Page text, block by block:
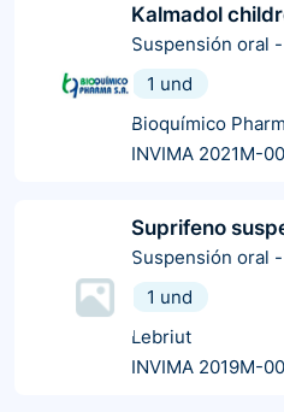
Kalmadol
Suspensión oral -
1 und
Bioquímico
INVIMA 2021M-
Suprifeno
Suspensión oral -
1 und
Lebriut
INVIMA 2019M-